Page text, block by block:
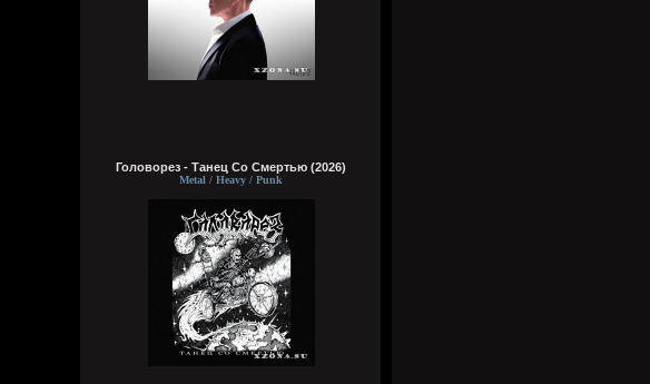
Головорез - Tанец Со Смертью (2026)
Metal / Heavy / Punk